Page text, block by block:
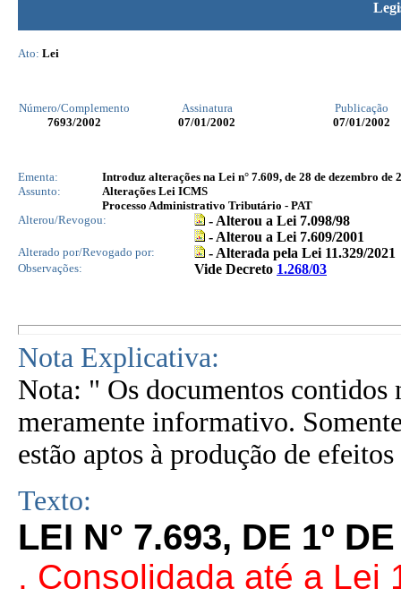
Ato: Lei
Número/Complemento Assinatura
Publicação
7693/2002 07/01/2002 07/01/2002
Ementa:
Introduz alterações na Lei n° 7.609, de 28 de dezembro de
Assunto:
Alterações Lei ICMS
Processo Administrativo Tributário - PAT
Alterou/Revogou:
- Alterou a Lei 7.098/98
- Alterou a Lei 7.609/2001
Alterado por/Revogado por: - Alterada pela Lei 11.329/2021
Observações: Vide Decreto 1.268/03
Nota Explicativa:
Nota: " Os documentos contidos
meramente informativo.
estão aptos à produção de
Texto:
LEI N° 7.693, DE 1º
. Consolidada até a Lei